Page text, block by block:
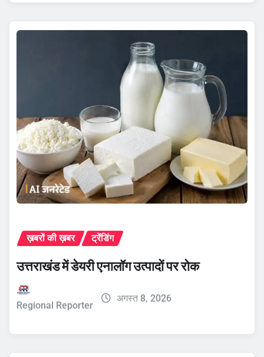
ख़बरों की ख़बर ट्रेंडिंग
उत्तराखंड में डेयरी एनालॉग उत्पादों पर रोक
Regional Reporter
अगस्त 8, 2026